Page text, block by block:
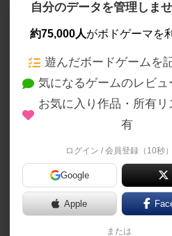
カタン
Die Siedler
40～60分
無人島の開拓競争！5つの資源をめぐ
おもしろい！
世界のボードゲームの中で2000万個
大ヒットゲームです。 「カタンの開拓
自分のデータを管理しま
約75,000人がボドゲーマを
遊んだボードゲームを
気になるゲームのレビュ
お気に入り作品・所有リ
有
ログイン / 会員登録（10秒）
Google
Apple
または